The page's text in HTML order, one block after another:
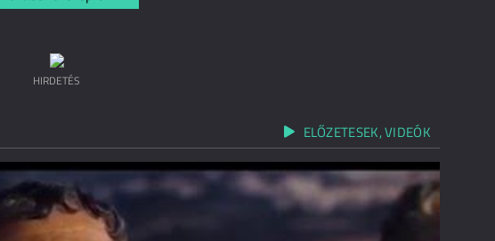
HIRDETÉS
ELŐZETESEK, VIDEÓK